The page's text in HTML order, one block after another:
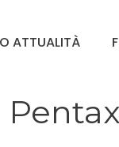
ATTUALITÀ